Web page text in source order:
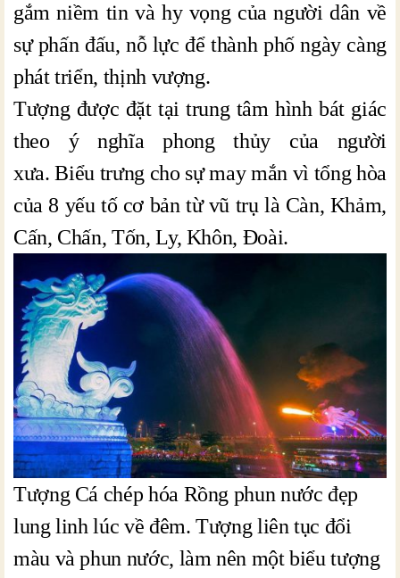
gắm niềm tin và hy vọng của người dân về
sự phấn đấu, nỗ lực để thành phố ngày càng
phát triển, thịnh vượng.
Tượng được đặt tại trung tâm hình bát giác
theo ý nghĩa phong thủy của người
xưa. Biểu trưng cho sự may mắn vì tổng hòa
của 8 yếu tố cơ bản từ vũ trụ là Càn, Khảm,
Cấn, Chấn, Tốn, Ly, Khôn, Đoài.
Tượng Cá chép hóa Rồng phun nước đẹp
lung linh lúc về đêm. Tượng liên tục đổi
màu và phun nước, làm nên một biểu tượng